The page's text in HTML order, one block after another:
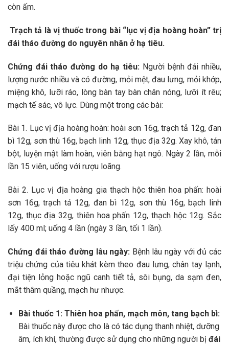
còn ấm.
Trạch tả là vị thuốc trong bài “lục vị địa hoàng hoàn” trị
đái tháo đường do nguyên nhân ở hạ tiêu.
Chứng đái tháo đường do hạ tiêu: Người bệnh đái nhiều,
lượng nước nhiều và có đường, mỏi mệt, đau lưng, mỏi khớp,
miệng khô, lưỡi ráo, lòng bàn tay bàn chân nóng, lưỡi ít rêu;
mạch tế sác, vô lực. Dùng một trong các bài:
Bài 1. Lục vị địa hoàng hoàn: hoài sơn 16g, trạch tả 12g, đan
bì 12g, sơn thù 16g, bạch linh 12g, thục địa 32g. Xay khô, tán
bột, luyện mật làm hoàn, viên bằng hạt ngô. Ngày 2 lần, mỗi
lần 15 viên, uống với rượu loãng.
Bài 2. Lục vị địa hoàng gia thạch hộc thiên hoa phấn: hoài
sơn 16g, trạch tả 12g, đan bì 12g, sơn thù 16g, bạch linh
12g, thục địa 32g, thiên hoa phấn 12g, thạch hộc 12g. Sắc
lấy 400 ml; uống 4 lần (ngày 3 lần, tối 1 lần).
Chứng đái tháo đường lâu ngày: Bệnh lâu ngày với đủ các
triệu chứng của tiêu khát kèm theo đau lưng, chân tay lạnh,
đại tiện lỏng hoặc ngũ canh tiết tả, sôi bụng, da sạm đen,
mắt thâm quầng, mạch hư nhược.
Bài thuốc 1: Thiên hoa phấn, mạch môn, tang bạch bì:
Bài thuốc này được cho là có tác dụng thanh nhiệt, dưỡng
âm, ích khí, thường được sử dụng cho những người bị đái